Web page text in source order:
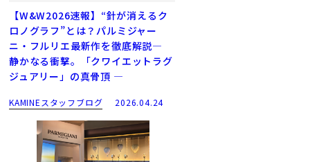
【W&W2026速報】“針が消えるク
ロノグラフ”とは？パルミジャー
ニ・フルリエ最新作を徹底解説―
静かなる衝撃。「クワイエットラグ
ジュアリー」の真骨頂 ―
KAMINEスタッフブログ 2026.04.24